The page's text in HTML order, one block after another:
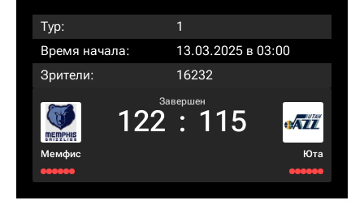
Тур:
1
Время начала:
13.03.2025 в 03:00
Зрители:
16232
Мемфис
Завершен
122 : 115
Юта